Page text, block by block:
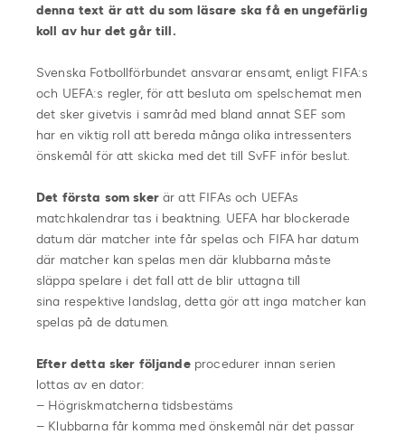
denna text är att du som läsare ska få en ungefärlig
koll av hur det går till.
Svenska Fotbollförbundet ansvarar ensamt, enligt FIFA:s
och UEFA:s regler, för att besluta om spelschemat men
det sker givetvis i samråd med bland annat SEF som
har en viktig roll att bereda många olika intressenters
önskemål för att skicka med det till SvFF inför beslut.
Det första som sker är att FIFAs och UEFAs
matchkalendrar tas i beaktning. UEFA har blockerade
datum där matcher inte får spelas och FIFA har datum
där matcher kan spelas men där klubbarna måste
släppa spelare i det fall att de blir uttagna till
sina respektive landslag, detta gör att inga matcher kan
spelas på de datumen.
Efter detta sker följandeprocedurer innan serien
lottas av en dator:
– Högriskmatcherna tidsbestäms
– Klubbarnafår komma med önskemål när det passar